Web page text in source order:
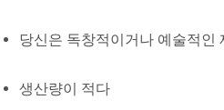
당신은 독창적이거나 예술적인
생산량이 적다